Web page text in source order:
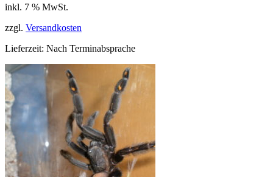
war:
inkl. 7 % MwSt.
zzgl. Versandkosten
Lieferzeit: Nach Terminabsprache